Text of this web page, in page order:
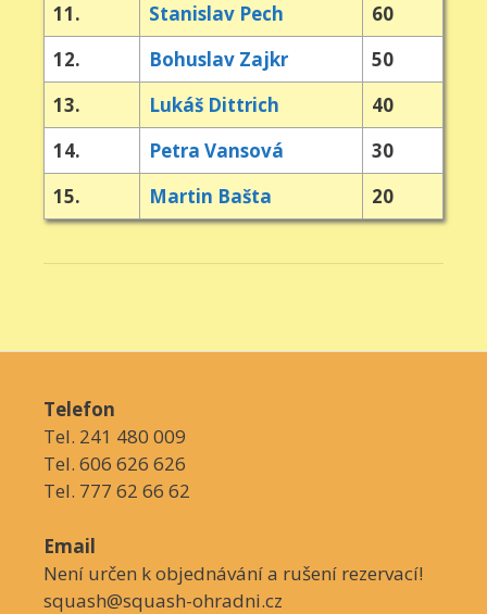
11.
Stanislav Pech
60
12.
Bohuslav Zajkr
50
13.
Lukáš Dittrich
40
14.
Petra Vansová
30
15.
Martin Bašta 20
Telefon
Tel. 241 480 009
Tel. 606 626 626
Tel. 777 62 66 62
Email
Není určen k objednávání a rušení rezervací!
squash@squash-ohradni.cz